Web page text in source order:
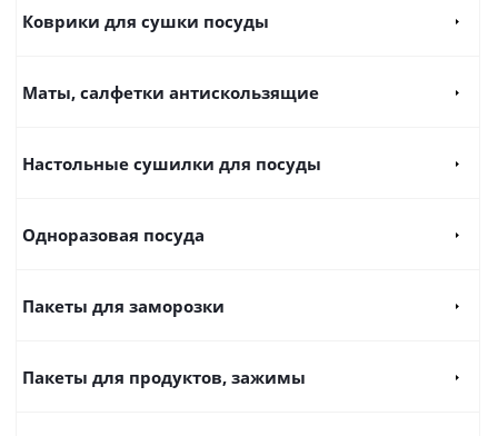
Коврики для сушки посуды
Маты, салфетки антискользящие
Настольные сушилки для посуды
Одноразовая посуда
Пакеты для заморозки
Пакеты для продуктов, зажимы